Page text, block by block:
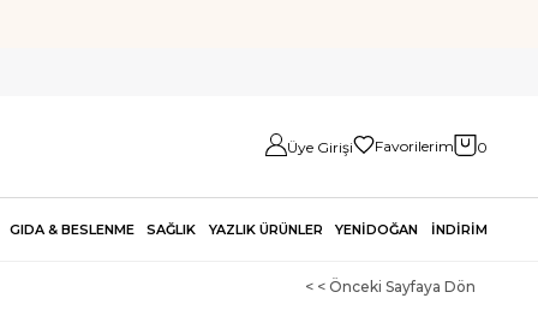
Üye Girişi Favorilerim 0
GIDA & BESLENME SAĞLIK YAZLIK ÜRÜNLER YENİDOĞAN İNDİRİM
< < Önceki Sayfaya Dön